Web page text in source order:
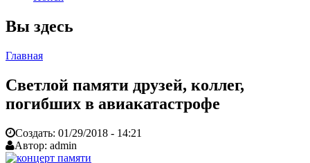
Вы здесь
Главная
Светлой памяти друзей, коллег,
погибших в авиакатастрофе
Создать: 01/29/2018 - 14:21
Автор: admin